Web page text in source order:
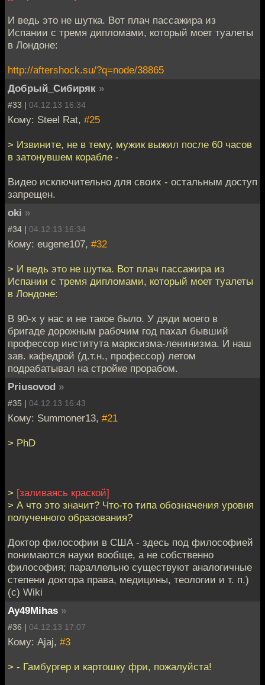
И ведь это не шутка. Вот плач пассажира из
Испании с тремя дипломами, который моет туалеты
в Лондоне:
http://aftershock.su/?q=node/38865
Добрый_Сибиряк »
#33 | 04.12.13 16:34
Кому: Steel Rat, #25
> Извините, не в тему, мужик выжил после 60 часов
в затонувшем корабле -
Видео исключительно для своих - остальным доступ
запрещен.
oki »
#34 | 04.12.13 16:34
Кому: eugene107, #32
> И ведь это не шутка. Вот плач пассажира из
Испании с тремя дипломами, который моет туалеты
в Лондоне:
В 90-х у нас и не такое было. У дяди моего в
бригаде дорожным рабочим год пахал бывший
профессор института марксизма-ленинизма. И наш
зав. кафедрой (д.т.н., профессор) летом
подрабатывал на стройке прорабом.
Priusovod »
#35 | 04.12.13 16:43
Кому: Summoner13, #21
> PhD
> [заливаясь краской]
> А что это значит? Что-то типа обозначения уровня
полученного образования?
Доктор философии в США - здесь под философией
понимаются науки вообще, а не собственно
философия; параллельно существуют аналогичные
степени доктора права, медицины, теологии и т. п.)
(с) Wiki
Ay49Mihas »
#36 | 04.12.13 17:07
Кому: Ajaj, #3
> - Гамбургер и картошку фри, пожалуйста!